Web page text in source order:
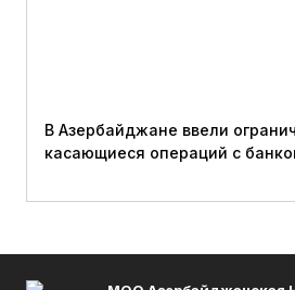
В Азербайджане ввели
касающиеся операций с